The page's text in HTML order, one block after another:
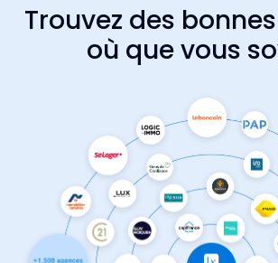
Trouvez des
où que vous